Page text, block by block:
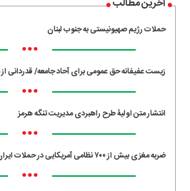
آخرین مطالب
حملات رژیم صهیونیستی به جنوب لبنان
•••
زیست عفیفانه حق عمومی برای آحاد جامعه/ قدردانی
•••
انتشار متن اولیۀ طرح راهبردی مدیریت تنگه هرمز
•••
ضربه مغزی بیش از ۷۰۰ نظامی آمریکایی در حملات ایران
•••